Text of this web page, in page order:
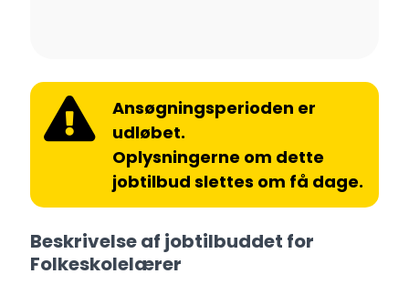
Ansøgningsperioden er
udløbet.
Oplysningerne om dette
jobtilbud slettes om få dage.
Beskrivelse af jobtilbuddet for
Folkeskolelærer